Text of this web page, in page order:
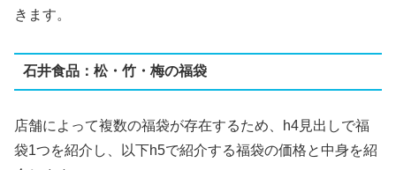
きます。
石井食品：松・竹・梅の福袋
店舗によって複数の福袋が存在するため、h4見出しで福
袋1つを紹介し、以下h5で紹介する福袋の価格と中身を紹